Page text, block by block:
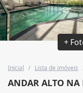
+
Inicial / Lista de imóveis
ANDAR ALTO NA